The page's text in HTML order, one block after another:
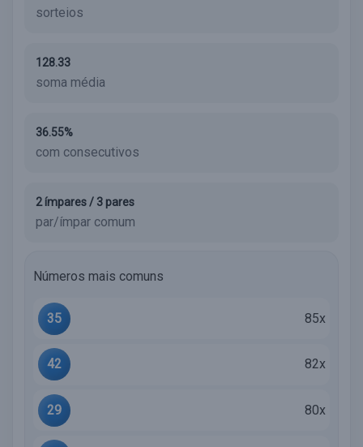
sorteios
128.33
soma média
36.55%
com consecutivos
2 ímpares / 3 pares
par/ímpar comum
Números mais comuns
35 85x
42 82x
29 80x